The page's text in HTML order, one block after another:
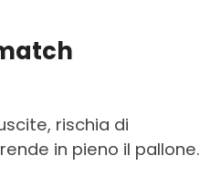
rischia di
in pieno il pallone.